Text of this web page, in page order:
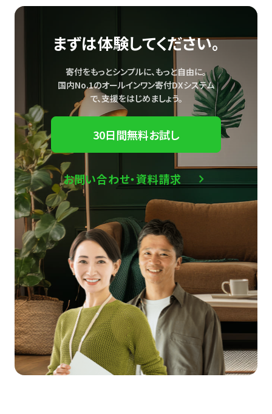
まずは体験してください。
寄付をもっとシンプルに、もっと自由に。
国内No.1のオールインワン寄付DXシステム
で、支援をはじめましょう。
30日間無料お試し
お問い合わせ・資料請求